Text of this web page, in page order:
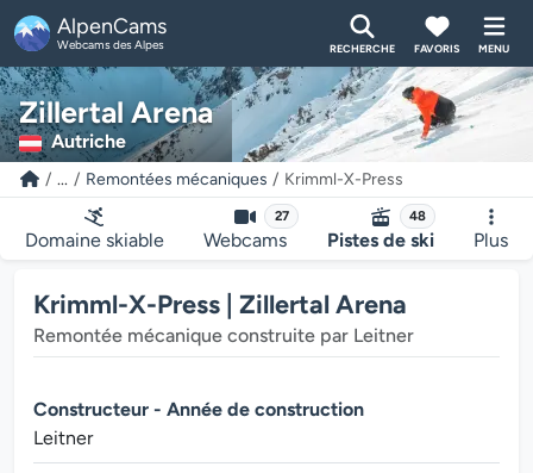
AlpenCams
Webcams des Alpes RECHERCHE FAVORIS MENU
Zillertal Arena
Autriche
... Remontées mécaniques Krimml-X-Press
Domaine skiable
27
Webcams
48
Pistes de ski Plus
Krimml-X-Press | Zillertal Arena
Remontée mécanique construite par Leitner
Constructeur - Année de construction
Leitner